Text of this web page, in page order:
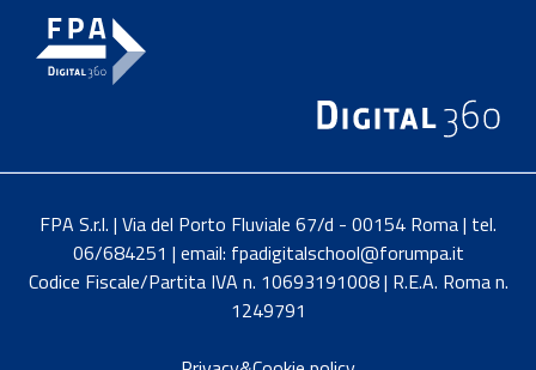
FPA S.r.l. | Via del Porto Fluviale 67/d - 00154 Roma | tel.
06/684251 | email: fpadigitalschool@forumpa.it
Codice Fiscale/Partita IVA n. 10693191008 | R.E.A. Roma n.
1249791